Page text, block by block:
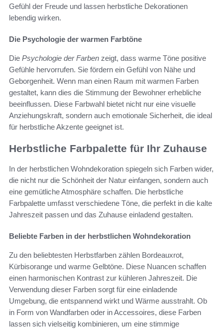
Gefühl der Freude und lassen herbstliche Dekorationen
lebendig wirken.
Die Psychologie der warmen Farbtöne
Die Psychologie der Farben zeigt, dass warme Töne positive
Gefühle hervorrufen. Sie fördern ein Gefühl von Nähe und
Geborgenheit. Wenn man einen Raum mit warmen Farben
gestaltet, kann dies die Stimmung der Bewohner erhebliche
beeinflussen. Diese Farbwahl bietet nicht nur eine visuelle
Anziehungskraft, sondern auch emotionale Sicherheit, die ideal
für herbstliche Akzente geeignet ist.
Herbstliche Farbpalette für Ihr Zuhause
In der herbstlichen Wohndekoration spiegeln sich Farben wider,
die nicht nur die Schönheit der Natur einfangen, sondern auch
eine gemütliche Atmosphäre schaffen. Die herbstliche
Farbpalette umfasst verschiedene Töne, die perfekt in die kalte
Jahreszeit passen und das Zuhause einladend gestalten.
Beliebte Farben in der herbstlichen Wohndekoration
Zu den beliebtesten Herbstfarben zählen Bordeauxrot,
Kürbisorange und warme Gelbtöne. Diese Nuancen schaffen
einen harmonischen Kontrast zur kühleren Jahreszeit. Die
Verwendung dieser Farben sorgt für eine einladende
Umgebung, die entspannend wirkt und Wärme ausstrahlt. Ob
in Form von Wandfarben oder in Accessoires, diese Farben
lassen sich vielseitig kombinieren, um eine stimmige